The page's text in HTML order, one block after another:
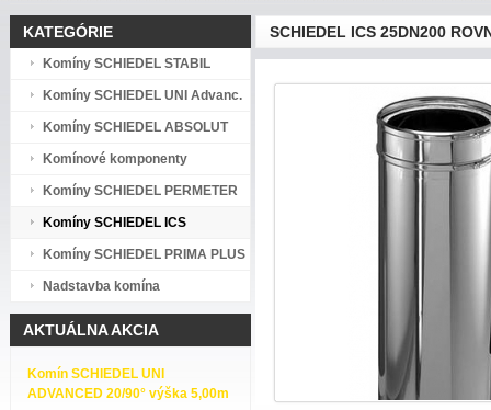
KATEGÓRIE
Komíny SCHIEDEL STABIL
Komíny SCHIEDEL UNI Advanc.
Komíny SCHIEDEL ABSOLUT
Komínové komponenty
Komíny SCHIEDEL PERMETER
Komíny SCHIEDEL ICS
Komíny SCHIEDEL PRIMA PLUS
Nadstavba komína
AKTUÁLNA AKCIA
Komín SCHIEDEL UNI
ADVANCED 20/90° výška 5,00m
SCHIEDEL ICS 25DN200